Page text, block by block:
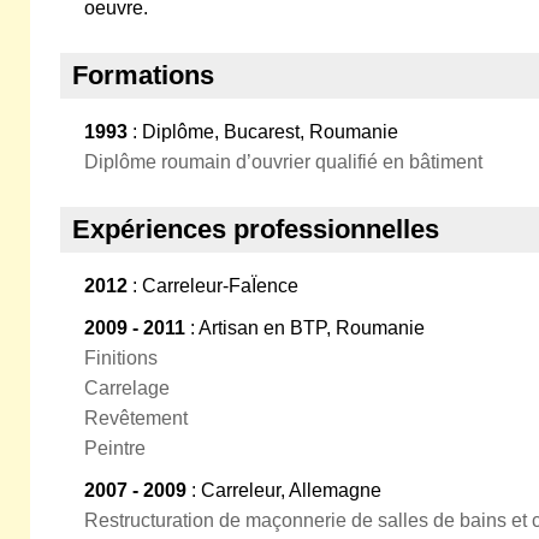
oeuvre.
Formations
1993 : Diplôme, Bucarest, Roumanie
Diplôme roumain d’ouvrier qualifié en bâtiment
Expériences professionnelles
2012 : Carreleur-FaÏence
2009 - 2011 : Artisan en BTP, Roumanie
Finitions
Carrelage
Revêtement
Peintre
2007 - 2009 : Carreleur, Allemagne
Restructuration de maçonnerie de salles de bains et